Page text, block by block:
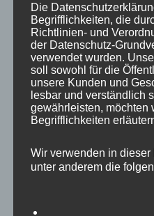
Ein weiterer Aspekt,
wenig erstrebenswert
Studie erneut die
Führungskräfte.82%
Die
Begrifflichkeiten, die
Richtlinien- und
der Datenschutz-
verwendet wurden.
soll sowohl für die
unsere Kunden und
lesbar und verständlich
gewährleisten, möchten
Begrifflichkeiten
Wir verwenden in
unter anderem die